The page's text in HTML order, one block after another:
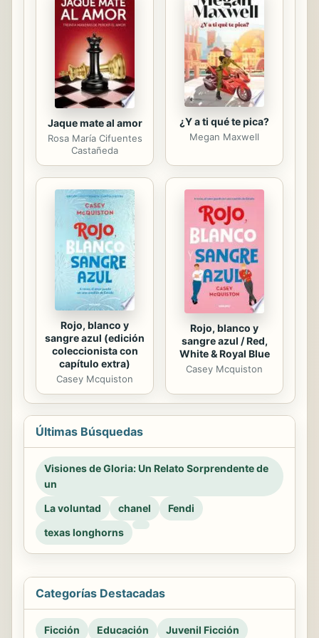
principios básicos que le ayudarán
a:• Conectarse con el poder de Dios
en un entusiasta y comprometido
liderazgo• Definir el propósito de su
ministerio y...
Jaque mate al amor
Rosa María Cifuentes
Castañeda
¿Y a ti qué te pica?
Megan Maxwell
Rojo, blanco y
sangre azul (edición
coleccionista con
capítulo extra)
Casey Mcquiston
Rojo, blanco y
sangre azul / Red,
White & Royal Blue
Casey Mcquiston
Últimas Búsquedas
Visiones de Gloria: Un Relato Sorprendente de
un
La voluntad
chanel
Fendi
texas longhorns
Categorías Destacadas
Ficción Educación Juvenil Ficción